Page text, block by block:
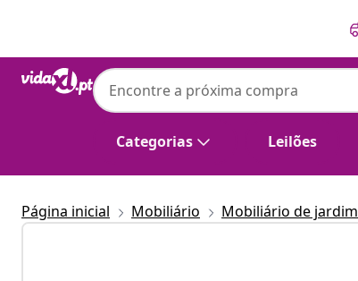
Categorias Leilões
Página inicial Mobiliário Mobiliário de jardim